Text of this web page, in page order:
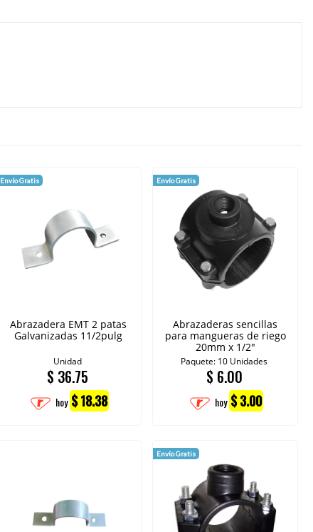
Envío Gratis
Abrazadera EMT 2 patas
Galvanizadas 11/2pulg
Unidad
$ 36.75
hoy $ 18.38
Envío Gratis
Abrazaderas sencillas
para mangueras de riego
20mm x 1/2"
Paquete: 10 Unidades
$ 6.00
hoy $ 3.00
Envío Gratis